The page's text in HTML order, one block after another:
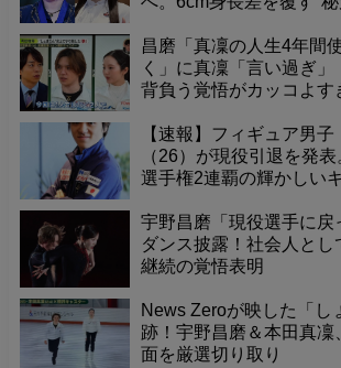
昌磨「真凜の人生4年間
く」に真凜「言い過ぎ」
背負う覚悟がカッコよす
【速報】フィギュア男
（26）が現役引退を発
選手権2連覇の輝かしい
宇野昌磨「現役選手に戻
ダンス披露！社会人とし
継続の覚悟表明
News Zeroが映した「し
跡！宇野昌磨＆本田真凜
面を厳選切り取り